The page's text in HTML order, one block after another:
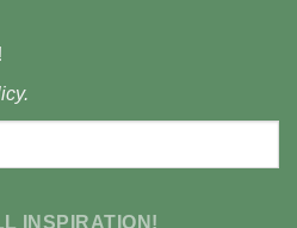
INSPIRATION!